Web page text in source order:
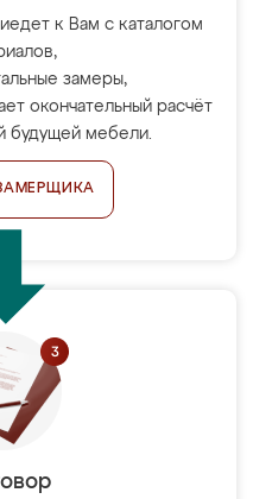
к Вам с каталогом
замеры,
окончательный расчёт
будущей мебели.